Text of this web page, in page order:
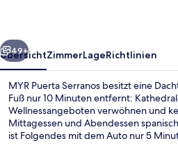
Weiter
49+
ÜbersichtZimmerLageRichtlinien
MYR Puerta Serranos besitzt eine
Fuß nur 10 Minuten entfernt:
Wellnessangeboten verwöhnen und
Mittagessen und Abendessen
ist Folgendes mit dem Auto nur 5